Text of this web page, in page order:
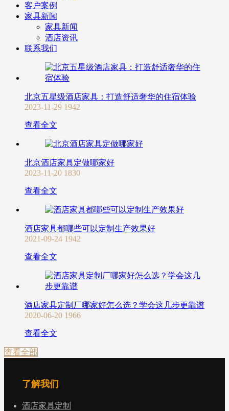
客户案例
家具新闻
家具新闻
酒店资讯
联系我们
北京五星级酒店家具：打造舒适奢华的住宿体验
2023-11-29 1942
查看全文
北京酒店家具定做哪家好
2023-11-20 1830
查看全文
酒店家具都哪些可以定制生产效果好
2021-09-24 1942
查看全文
酒店家具定制厂哪家好怎么选？学会这几步更靠谱
2020-06-20 1966
查看全文
查看全部
了解我们
酒店家具定制